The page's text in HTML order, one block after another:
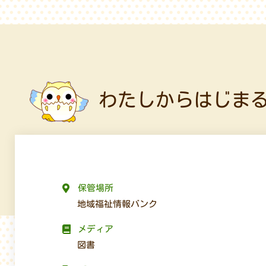
わたしからはじま
保管場所
地域福祉情報バンク
メディア
図書